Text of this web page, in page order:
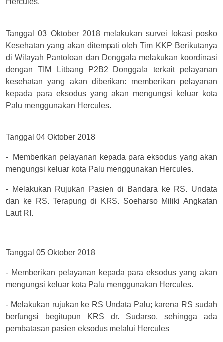
Hercules.
Tanggal 03 Oktober 2018 melakukan survei lokasi posko
Kesehatan yang akan ditempati oleh Tim KKP Berikutanya
di Wilayah Pantoloan dan Donggala melakukan koordinasi
dengan TIM Litbang P2B2 Donggala terkait pelayanan
kesehatan yang akan diberikan: memberikan pelayanan
kepada para eksodus yang akan mengungsi keluar kota
Palu menggunakan Hercules.
Tanggal 04 Oktober 2018
-
Memberikan pelayanan kepada para eksodus yang akan
mengungsi keluar kota Palu menggunakan Hercules.
- Melakukan Rujukan Pasien di Bandara ke RS. Undata
dan ke RS. Terapung di KRS. Soeharso Miliki Angkatan
Laut RI.
Tanggal 05 Oktober 2018
- Memberikan pelayanan kepada para eksodus yang akan
mengungsi keluar kota Palu menggunakan Hercules.
- Melakukan rujukan ke RS Undata Palu; karena RS sudah
berfungsi begitupun KRS dr. Sudarso, sehingga ada
pembatasan pasien eksodus melalui Hercules